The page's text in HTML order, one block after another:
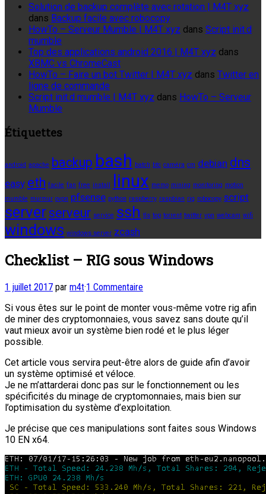
Solution de backup complète avec rotation | M4T xyz
dans Backup facile avec robocopy
HowTo – Serveur Mumble | M4T xyz dans Script init.d
mumble
Top des applications android 2016 | M4T xyz dans
XBMC vs ChromeCast
HowTo – Faire un bot Twitter | M4T xyz dans Twitter en
ligne de commande
Script init.d mumble | M4T xyz dans HowTo – Serveur
Mumble
Étiquettes
android apache backup bash batch btc caméra cm debian dns
easy eth facile fan free install linux memo mining monitoring motion
mumble murmur ovpn pfsense python raspberry raspbian rig robocopy script
server serveur service ssh tls top torrent twitter vpn webcam wifi
windows windows server zcash
Checklist – RIG sous Windows
1 juillet 2017 par m4t·1 Commentaire
Si vous êtes sur le point de monter vous-même votre rig afin
de miner des cryptomonnaies, vous savez sans doute qu’il
vaut mieux avoir un système bien rodé et le plus léger
possible.
Cet article vous servira peut-être alors de guide afin d’avoir
un système optimisé et véloce.
Je ne m’attarderai donc pas sur le fonctionnement ou les
spécificités du minage de cryptomonnaies, mais bien sur
l’optimisation du système d’exploitation.
Je précise que ces manipulations sont faites sous Windows
10 EN x64.